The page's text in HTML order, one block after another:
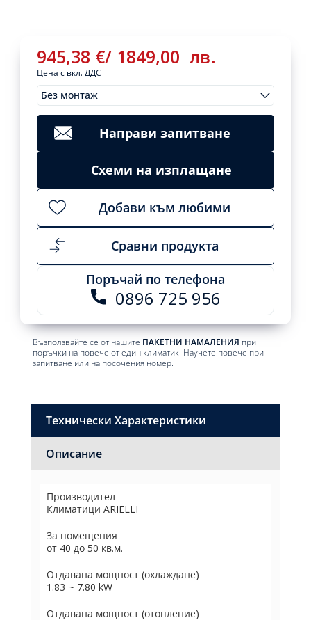
945,38 €/ 1849,00 лв.
Цена с вкл. ДДС
Без монтаж
МонтажиClear
945,38€/
1849,00
Инверторен
климатик
AAC-
24CH2XA71-
-
000
BTU
Направи запитване
Схеми на изплащане
Добави към любими
Сравни продукта
Поръчай по телефона
0896 725 956
Възползвайте се от нашите ПАКЕТНИ НАМАЛЕНИЯ при
поръчки на повече от един климатик. Научете повече при
запитване или на посочения номер.
Технически Характеристики
Описание
Производител
Климатици ARIELLI
За помещения
от 40 до 50 кв.м.
Отдавана мощност (охлаждане)
1.83 ~ 7.80 kW
Отдавана мощност (отопление)